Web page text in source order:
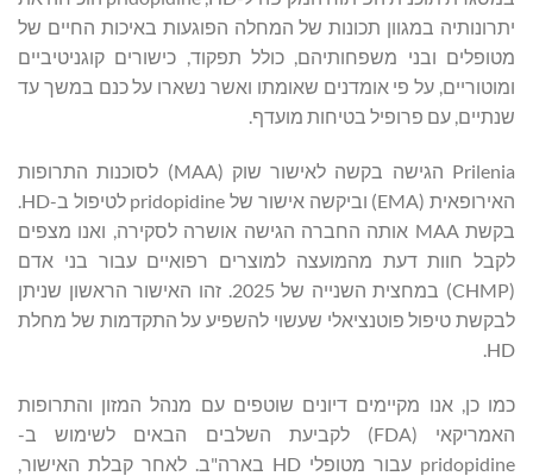
יתרונותיה במגוון תכונות של המחלה הפוגעות באיכות החיים של
מטופלים ובני משפחותיהם, כולל תפקוד, כישורים קוגניטיביים
ומוטוריים, על פי אומדנים שאומתו ואשר נשארו על כנם במשך עד
שנתיים, עם פרופיל בטיחות מועדף.
Prilenia הגישה בקשה לאישור שוק (MAA) לסוכנות התרופות
האירופאית (EMA) וביקשה אישור של pridopidine לטיפול ב-HD.
בקשת MAA אותה החברה הגישה אושרה לסקירה, ואנו מצפים
לקבל חוות דעת מהמועצה למוצרים רפואיים עבור בני אדם
(CHMP) במחצית השנייה של 2025. זהו האישור הראשון שניתן
לבקשת טיפול פוטנציאלי שעשוי להשפיע על התקדמות של מחלת
HD.
כמו כן, אנו מקיימים דיונים שוטפים עם מנהל המזון והתרופות
האמריקאי (FDA) לקביעת השלבים הבאים לשימוש ב-
pridopidine עבור מטופלי HD בארה"ב. לאחר קבלת האישור,